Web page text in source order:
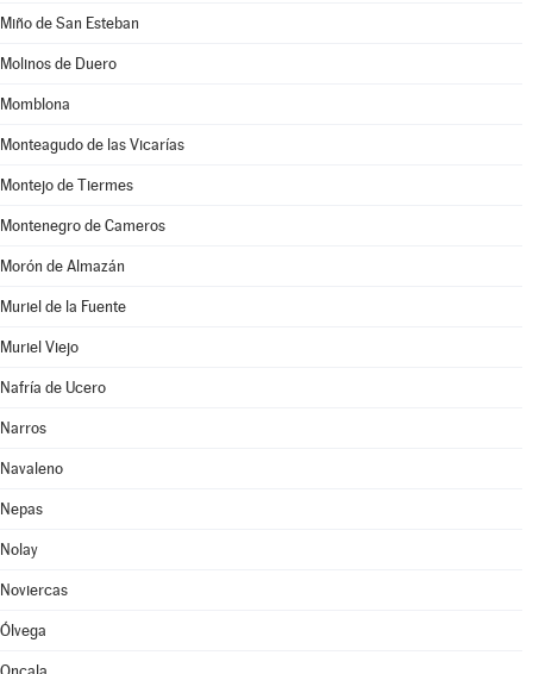
Miño de San Esteban
Molinos de Duero
Momblona
Monteagudo de las Vicarías
Montejo de Tiermes
Montenegro de Cameros
Morón de Almazán
Muriel de la Fuente
Muriel Viejo
Nafría de Ucero
Narros
Navaleno
Nepas
Nolay
Noviercas
Ólvega